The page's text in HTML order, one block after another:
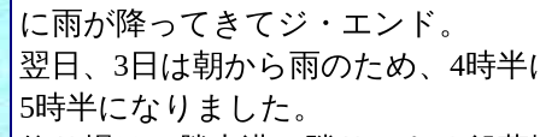
に雨が降ってきてジ・エンド。
翌日、3日は朝から雨のため、4時
5時半になりました。